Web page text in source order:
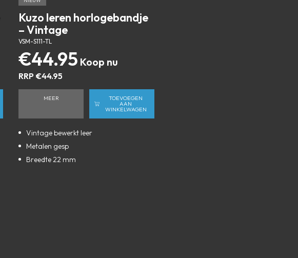
Kuzo leren horlogebandje
– Vintage
VSM-S111-TL
€44.95
RRP €44.95
MEER TOEVOEGEN
AAN
WINKELWAGEN
Vintage bewerkt leer
Metalen gesp
Breedte 22 mm